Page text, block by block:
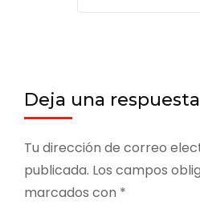
Deja una respuesta
Tu dirección de correo
publicada. Los campos
marcados con *